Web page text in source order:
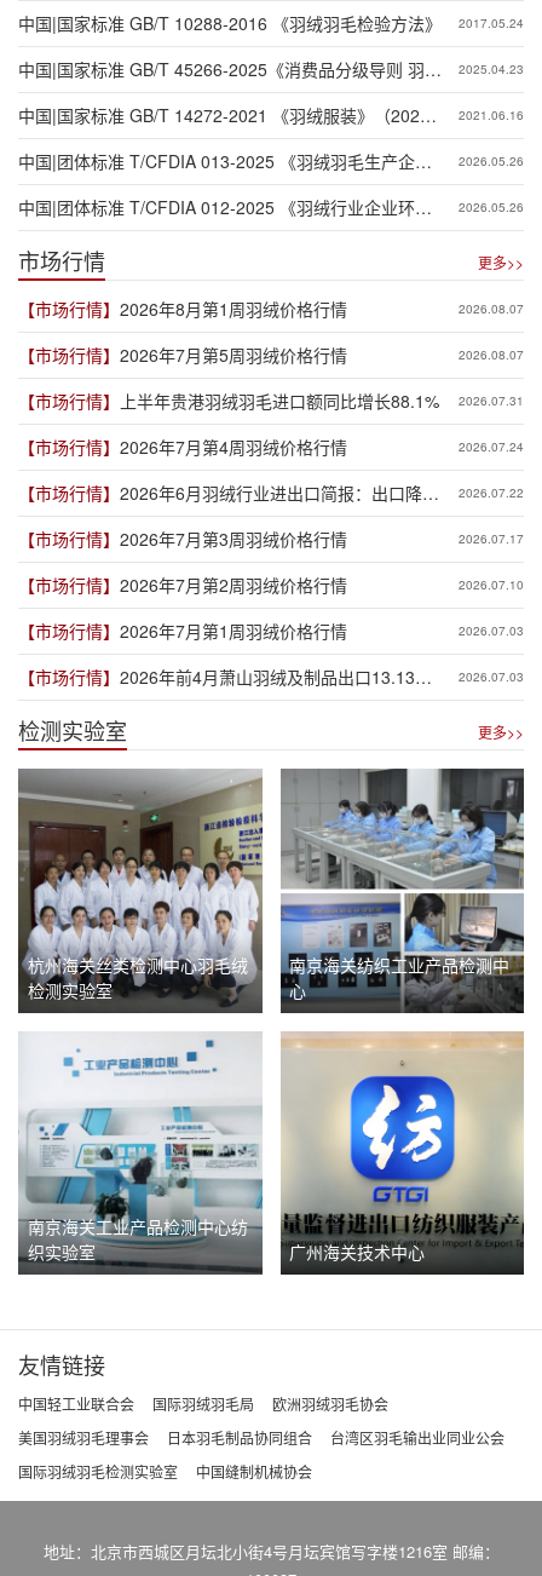
中国|国家标准 GB/T 10288-2016 《羽绒羽毛检验方法》 2017.05.24
中国|国家标准 GB/T 45266-2025《消费品分级导则 羽绒
制品》
2025.04.23
中国|国家标准 GB/T 14272-2021 《羽绒服装》（2022
年4月1日实施）
2021.06.16
中国|团体标准 T/CFDIA 013-2025 《羽绒羽毛生产企业
温室气体排放核算与报告要求》
2026.05.26
中国|团体标准 T/CFDIA 012-2025 《羽绒行业企业环境
社会治理（ESG） 披露指南》
2026.05.26
市场行情 更多>>
【市场行情】 2026年8月第1周羽绒价格行情 2026.08.07
【市场行情】 2026年7月第5周羽绒价格行情 2026.08.07
【市场行情】 上半年贵港羽绒羽毛进口额同比增长88.1% 2026.07.31
【市场行情】 2026年7月第4周羽绒价格行情 2026.07.24
【市场行情】 2026年6月羽绒行业进出口简报：出口降幅
收窄 进口保持高增
2026.07.22
【市场行情】 2026年7月第3周羽绒价格行情 2026.07.17
【市场行情】 2026年7月第2周羽绒价格行情 2026.07.10
【市场行情】 2026年7月第1周羽绒价格行情 2026.07.03
【市场行情】 2026年前4月萧山羽绒及制品出口13.13亿
元
2026.07.03
检测实验室 更多>>
杭州海关丝类检测中心羽毛绒
检测实验室
南京海关纺织工业产品检测中
心
南京海关工业产品检测中心纺
织实验室
广州海关技术中心
友情链接
中国轻工业联合会 国际羽绒羽毛局
欧洲羽绒羽毛协会
美国羽绒羽毛理事会
日本羽毛制品协同组合
台湾区羽毛输出业同业公会
国际羽绒羽毛检测实验室
中国缝制机械协会
地址：北京市西城区月坛北小街4号月坛宾馆写字楼1216室 邮编：